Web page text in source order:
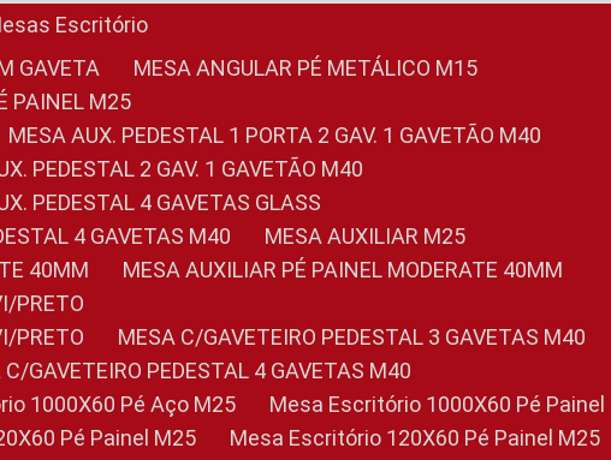
Mesas Escritório
GAVETA
MESA ANGULAR PÉ METÁLICO M15
PAINEL M25
MESA AUX. PEDESTAL 1 PORTA 2 GAV. 1 GAVETÃO M40
PEDESTAL 2 GAV. 1 GAVETÃO M40
PEDESTAL 4 GAVETAS GLASS
4 GAVETAS M40
MESA AUXILIAR M25
40MM
MESA AUXILIAR PÉ PAINEL MODERATE 40MM
PRETO
PRETO
MESA C/GAVETEIRO PEDESTAL 3 GAVETAS M40
C/GAVETEIRO PEDESTAL 4 GAVETAS M40
1000X60 Pé Aço M25
Mesa Escritório 1000X60 Pé
Pé Painel M25
Mesa Escritório 120X60 Pé Painel M25